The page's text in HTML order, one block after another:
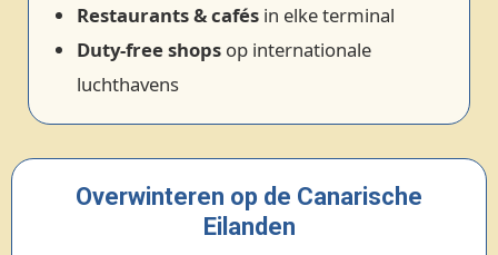
Restaurants & cafés in elke terminal
Duty‑free shops op internationale
luchthavens
Overwinteren op de Canarische
Eilanden